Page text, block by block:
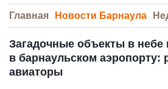
Главная Новости Барнаула
Загадочные объекты в небе
в барнаульском аэропорту:
авиаторы